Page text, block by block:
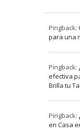
Pingback:
para una
Pingback:
efectiva
Brilla tu
Pingback:
en Casa